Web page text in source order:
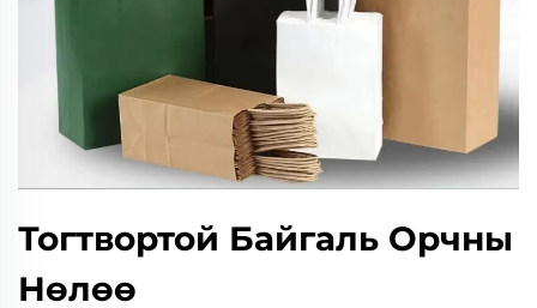
Тогтвортой Байгаль Орчны
Нөлөө